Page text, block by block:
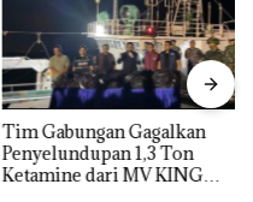
Tim Gabungan Gagalkan
Penyelundupan 1,3 Ton
Ketamine dari MV KING